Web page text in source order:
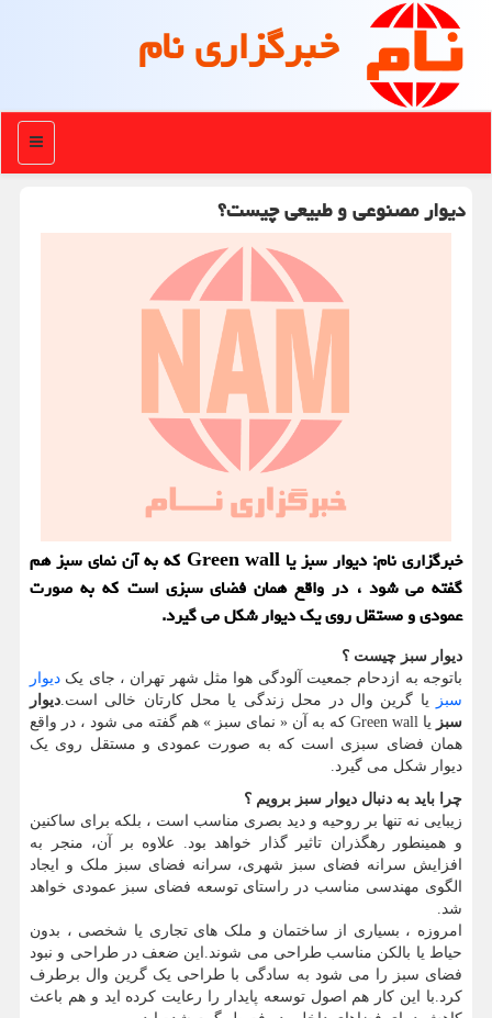
خبرگزاری نام
منو
دیوار مصنوعی و طبیعی چیست؟
خبرگزاری نام: دیوار سبز یا Green wall که به آن نمای سبز هم
گفته می شود ، در واقع همان فضای سبزی است که به صورت
عمودی و مستقل روی یک دیوار شکل می گیرد.
دیوار سبز چیست ؟
باتوجه به ازدحام جمعیت آلودگی هوا مثل شهر تهران ، جای یک دیوار
سبز
یا گرین وال در محل زندگی یا محل کارتان خالی است. دیوار
سبز یا Green wall که به آن « نمای سبز » هم گفته می شود ، در واقع
همان فضای سبزی است که به صورت عمودی و مستقل روی یک
دیوار شکل می گیرد.
چرا باید به دنبال دیوار سبز برویم ؟
زیبایی نه تنها بر روحیه و دید بصری مناسب است ، بلکه برای ساکنین
و همینطور رهگذران تاثیر گذار خواهد بود. علاوه بر آن، منجر به
افزایش سرانه فضای سبز شهری، سرانه فضای سبز ملک و ایجاد
الگوی مهندسی مناسب در راستای توسعه فضای سبز عمودی خواهد
شد.
امروزه ، بسیاری از ساختمان و ملک های تجاری یا شخصی ، بدون
حیاط یا بالکن مناسب طراحی می شوند.این ضعف در طراحی و نبود
فضای سبز را می شود به سادگی با طراحی یک گرین وال برطرف
کرد.با این کار هم اصول توسعه پایدار را رعایت کرده اید و هم باعث